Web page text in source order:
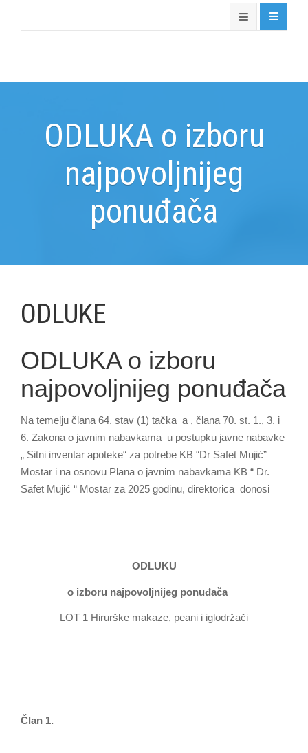
ODLUKA o izboru
najpovoljnijeg
ponuđača
ODLUKE
ODLUKA o izboru
najpovoljnijeg ponuđača
Na temelju člana 64. stav (1) tačka a , člana 70. st. 1., 3. i
6. Zakona o javnim nabavkama u postupku javne nabavke
„ Sitni inventar apoteke“ za potrebe KB “Dr Safet Mujić”
Mostar i na osnovu Plana o javnim nabavkama KB “ Dr.
Safet Mujić “ Mostar za 2025 godinu, direktorica donosi
ОDLUKU
o izboru najpovoljnijeg ponuđača
LOT 1 Hirurške makaze, peani i iglodržači
Član 1.